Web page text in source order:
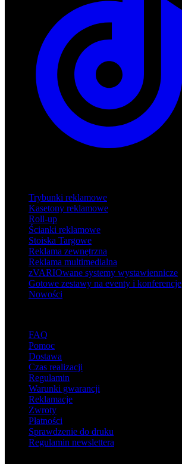
Trybunki reklamowe
Kasetony reklamowe
Roll-up
Ścianki reklamowe
Stoiska Targowe
Reklama zewnętrzna
Reklama multimedialna
zVARIOwane systemy wystawiennicze
Gotowe zestawy na eventy i konferencje
Nowości
FAQ
Pomoc
Dostawa
Czas realizacji
Regulamin
Warunki gwarancji
Reklamacje
Zwroty
Płatności
Sprawdzenie do druku
Regulamin newslettera